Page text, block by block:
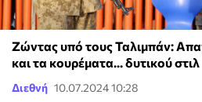
Ζώντας υπό τους Ταλιμπάν:
και τα κουρέματα... δυτικού στιλ
Διεθνή 10.07.2024 10:28